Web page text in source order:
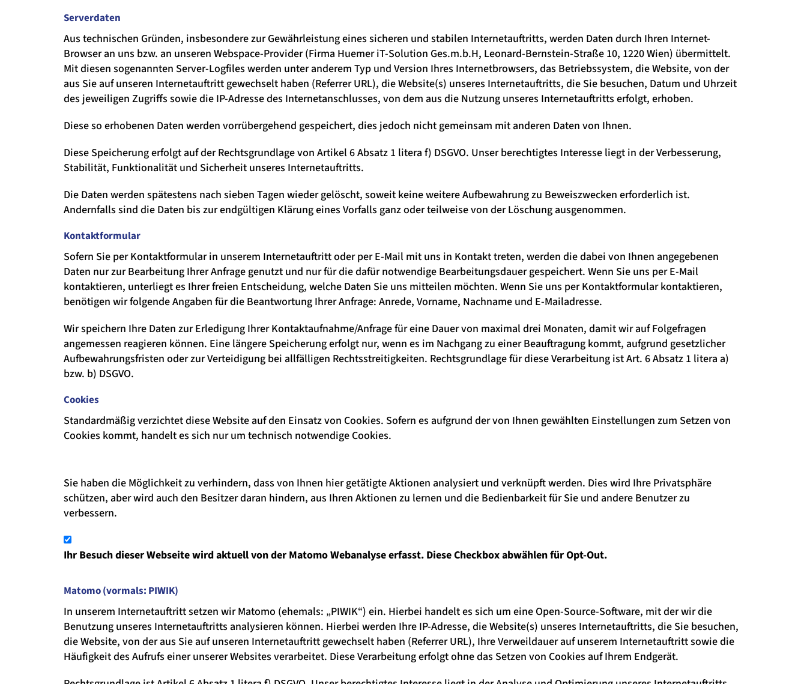
Serverdaten
Aus technischen Gründen, insbesondere zur Gewährleistung eines sicheren und stabilen Internetauftritts, werden Daten durch Ihren Internet-
Browser an uns bzw. an unseren Webspace-Provider (Firma Huemer iT-Solution Ges.m.b.H, Leonard-Bernstein-Straße 10, 1220 Wien) übermittelt.
Mit diesen sogenannten Server-Logfiles werden unter anderem Typ und Version Ihres Internetbrowsers, das Betriebssystem, die Website, von der
aus Sie auf unseren Internetauftritt gewechselt haben (Referrer URL), die Website(s) unseres Internetauftritts, die Sie besuchen, Datum und Uhrzeit
des jeweiligen Zugriffs sowie die IP-Adresse des Internetanschlusses, von dem aus die Nutzung unseres Internetauftritts erfolgt, erhoben.
Diese so erhobenen Daten werden vorrübergehend gespeichert, dies jedoch nicht gemeinsam mit anderen Daten von Ihnen.
Diese Speicherung erfolgt auf der Rechtsgrundlage von Artikel 6 Absatz 1 litera f) DSGVO. Unser berechtigtes Interesse liegt in der Verbesserung,
Stabilität, Funktionalität und Sicherheit unseres Internetauftritts.
Die Daten werden spätestens nach sieben Tagen wieder gelöscht, soweit keine weitere Aufbewahrung zu Beweiszwecken erforderlich ist.
Andernfalls sind die Daten bis zur endgültigen Klärung eines Vorfalls ganz oder teilweise von der Löschung ausgenommen.
Kontaktformular
Sofern Sie per Kontaktformular in unserem Internetauftritt oder per E-Mail mit uns in Kontakt treten, werden die dabei von Ihnen angegebenen
Daten nur zur Bearbeitung Ihrer Anfrage genutzt und nur für die dafür notwendige Bearbeitungsdauer gespeichert. Wenn Sie uns per E-Mail
kontaktieren, unterliegt es Ihrer freien Entscheidung, welche Daten Sie uns mitteilen möchten. Wenn Sie uns per Kontaktformular kontaktieren,
benötigen wir folgende Angaben für die Beantwortung Ihrer Anfrage: Anrede, Vorname, Nachname und E-Mailadresse.
Wir speichern Ihre Daten zur Erledigung Ihrer Kontaktaufnahme/Anfrage für eine Dauer von maximal drei Monaten, damit wir auf Folgefragen
angemessen reagieren können. Eine längere Speicherung erfolgt nur, wenn es im Nachgang zu einer Beauftragung kommt, aufgrund gesetzlicher
Aufbewahrungsfristen oder zur Verteidigung bei allfälligen Rechtsstreitigkeiten. Rechtsgrundlage für diese Verarbeitung ist Art. 6 Absatz 1 litera a)
bzw. b) DSGVO.
Cookies
Standardmäßig verzichtet diese Website auf den Einsatz von Cookies. Sofern es aufgrund der von Ihnen gewählten Einstellungen zum Setzen von
Cookies kommt, handelt es sich nur um technisch notwendige Cookies.
Sie haben die Möglichkeit zu verhindern, dass von Ihnen hier getätigte Aktionen analysiert und verknüpft werden. Dies wird Ihre Privatsphäre
schützen, aber wird auch den Besitzer daran hindern, aus Ihren Aktionen zu lernen und die Bedienbarkeit für Sie und andere Benutzer zu
verbessern.
Ihr Besuch dieser Webseite wird aktuell von der Matomo Webanalyse erfasst. Diese Checkbox abwählen für Opt-Out.
Matomo (vormals: PIWIK)
In unserem Internetauftritt setzen wir Matomo (ehemals: „PIWIK“) ein. Hierbei handelt es sich um eine Open-Source-Software, mit der wir die
Benutzung unseres Internetauftritts analysieren können. Hierbei werden Ihre IP-Adresse, die Website(s) unseres Internetauftritts, die Sie besuchen,
die Website, von der aus Sie auf unseren Internetauftritt gewechselt haben (Referrer URL), Ihre Verweildauer auf unserem Internetauftritt sowie die
Häufigkeit des Aufrufs einer unserer Websites verarbeitet. Diese Verarbeitung erfolgt ohne das Setzen von Cookies auf Ihrem Endgerät.